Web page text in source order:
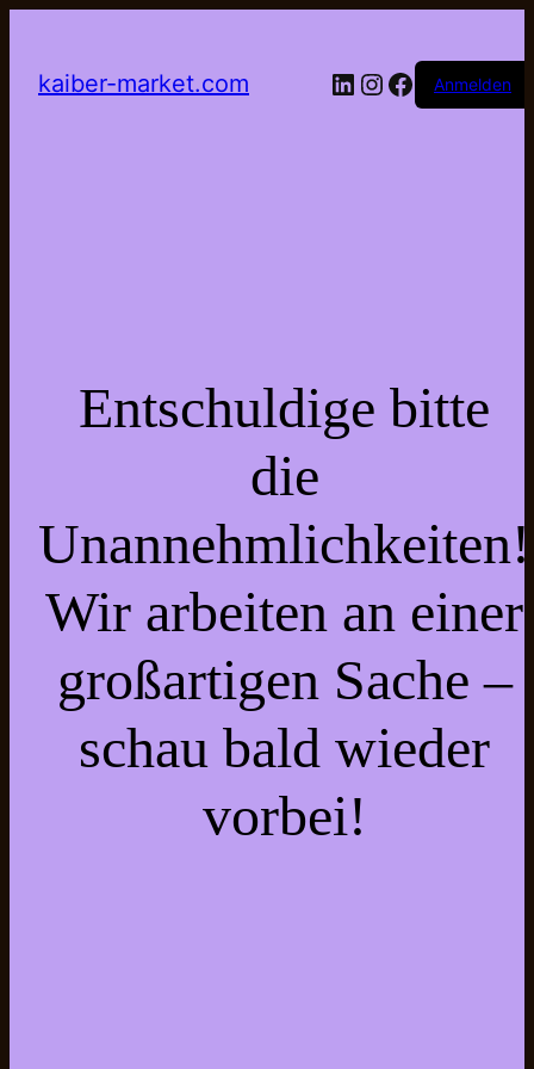
kaiber-market.com LinkedIn
Instagram
Facebook
Anmelden
Entschuldige bitte
die
Unannehmlichkeiten!
Wir arbeiten an einer
großartigen Sache –
schau bald wieder
vorbei!